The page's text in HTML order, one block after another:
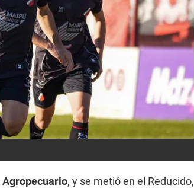
Agropecuario, y se metió en el Reducido,